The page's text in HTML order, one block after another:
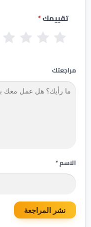
تقييمك*
ج
ج
دً
م
و
ل
ض
ف
س
مراجعتك
الاسم *